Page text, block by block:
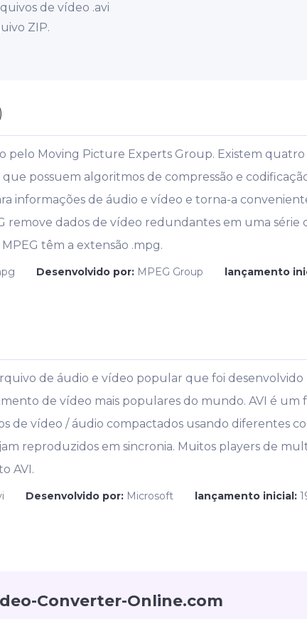
de vídeo .avi
ZIP.
pelo Moving Picture Experts Group. Existem quatro
possuem algoritmos de compressão e
informações de áudio e vídeo e torna-a
remove dados de vídeo redundantes em uma série
têm a extensão .mpg.
Desenvolvido por: MPEG Group lançamento
de áudio e vídeo popular que foi desenvolvido
de vídeo mais populares do mundo. AVI é um
de vídeo / áudio compactados usando diferentes
reproduzidos em sincronia. Muitos players de
AVI.
Desenvolvido por: Microsoft lançamento inicial:
Converter-Online.com